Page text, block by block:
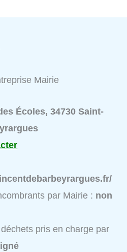
Mairie
Écoles, 34730 Saint-
par Mairie : non
pris en charge par